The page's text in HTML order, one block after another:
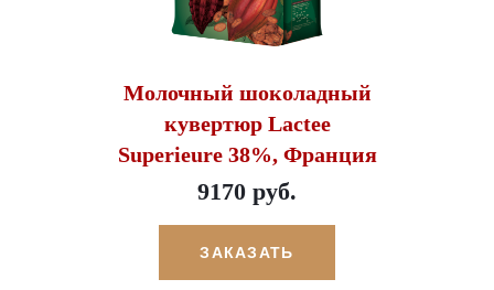
Молочный шоколадный
кувертюр Lactee
Superieure 38%, Франция
9170 руб.
ЗАКАЗАТЬ